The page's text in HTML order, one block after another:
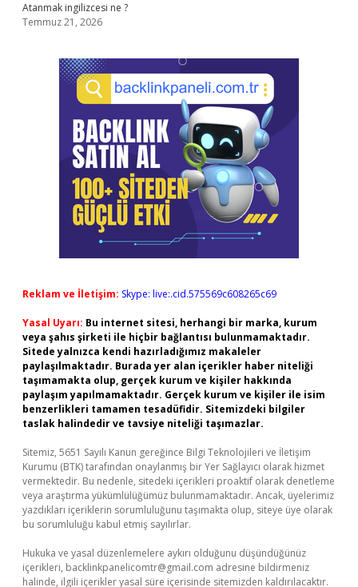
Atanmak ingilizcesi ne ?
Temmuz 21, 2026
Reklam ve İletişim: Skype: live:.cid.575569c608265c69
Yasal Uyarı: Bu internet sitesi, herhangi bir marka, kurum
veya şahıs şirketi ile hiçbir bağlantısı bulunmamaktadır.
Sitede yalnızca kendi hazırladığımız makaleler
paylaşılmaktadır. Burada yer alan içerikler haber niteliği
taşımamakta olup, gerçek kurum ve kişiler hakkında
paylaşım yapılmamaktadır. Gerçek kurum ve kişiler ile isim
benzerlikleri tamamen tesadüfidir. Sitemizdeki bilgiler
taslak halindedir ve tavsiye niteliği taşımazlar.
Sitemiz, 5651 Sayılı Kanun gereğince Bilgi Teknolojileri ve İletişim
Kurumu (BTK) tarafından onaylanmış bir Yer Sağlayıcı olarak hizmet
vermektedir. Bu nedenle, sitedeki içerikleri proaktif olarak denetleme
veya araştırma yükümlülüğümüz bulunmamaktadır. Ancak, üyelerimiz
yazdıkları içeriklerin sorumluluğunu taşımakta olup, siteye üye olarak
bu sorumluluğu kabul etmiş sayılırlar.
Hukuka ve yasal düzenlemelere aykırı olduğunu düşündüğünüz
içerikleri, backlinkpanelicomtr@gmail.com adresine bildirmeniz
halinde, ilgili içerikler yasal süre içerisinde sitemizden kaldırılacaktır.